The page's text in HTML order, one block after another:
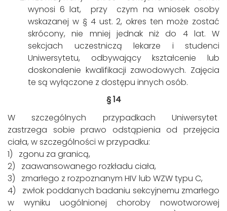
wynosi 6 lat, przy czym na wniosek osoby
wskazanej w § 4 ust. 2, okres ten może zostać
skrócony, nie mniej jednak niż do 4 lat. W
sekcjach uczestniczą lekarze i studenci
Uniwersytetu, odbywający kształcenie lub
doskonalenie kwalifikacji zawodowych. Zajęcia
te są wyłączone z dostępu innych osób.
§ 14
W szczególnych przypadkach Uniwersytet
zastrzega sobie prawo odstąpienia od przejęcia
ciała, w szczególności w przypadku:
1) zgonu za granicą,
2) zaawansowanego rozkładu ciała,
3) zmarłego z rozpoznanym HIV lub WZW typu C,
4) zwłok poddanych badaniu sekcyjnemu zmarłego
w wyniku uogólnionej choroby nowotworowej